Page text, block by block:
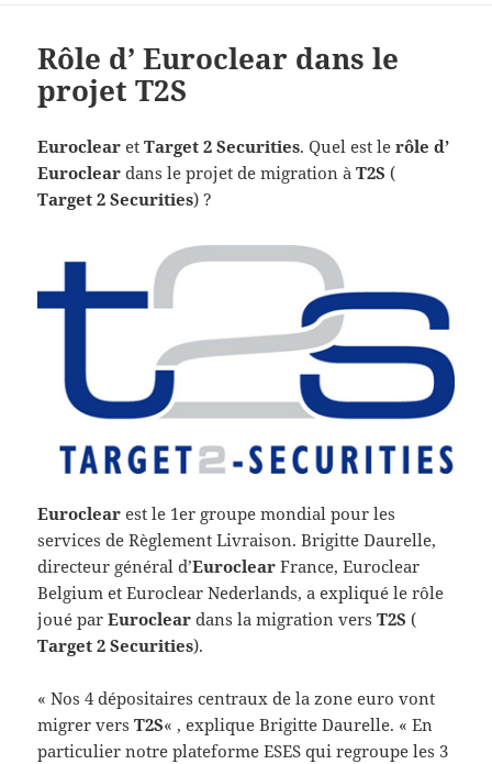
Rôle d’ Euroclear dans le
projet T2S
Euroclear etTarget 2 Securities. Quel est lerôle d’
Euroclear dans le projet de migration àT2S (
Target 2 Securities) ?
Euroclear est le 1er groupe mondial pour les
services de Règlement Livraison. Brigitte Daurelle,
directeur général d’Euroclear France, Euroclear
Belgium et Euroclear Nederlands, a expliqué le rôle
joué parEuroclear dans la migration versT2S (
Target 2 Securities).
« Nos 4 dépositaires centraux de la zone euro vont
migrer versT2S« , explique Brigitte Daurelle. « En
particulier notre plateforme ESES qui regroupe les 3